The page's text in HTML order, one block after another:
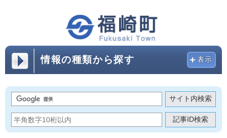
情報の種類から探す 表示
サイト内検索
記事ID検索